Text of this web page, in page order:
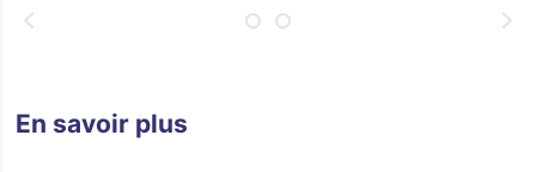
En savoir plus